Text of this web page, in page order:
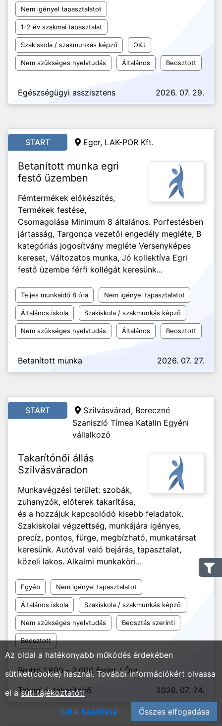
Nem igényel tapasztalatot
1-2 év szakmai tapasztalat
Szakiskola / szakmunkás képző OKJ
Nem szükséges nyelvtudás Általános Beosztott
Egészségügyi asszisztens 2026. 07. 29.
START Eger, LAK-POR Kft.
Betanított munka egri
festő üzemben
Fémtermékek előkészítés,
Termékek festése,
Csomagolása Minimum 8 általános. Porfestésben
jártasság, Targonca vezetői engedély megléte, B
kategóriás jogosítvány megléte Versenyképes
kereset, Változatos munka, Jó kollektíva Egri
festő üzembe férfi kollégát keresünk...
Teljes munkaidő 8 óra Nem igényel tapasztalatot
Általános iskola Szakiskola / szakmunkás képző
Nem szükséges nyelvtudás Általános Beosztott
Betanított munka 2026. 07. 27.
START
Szilvásvárad, Bereczné
Szaniszló Tímea Katalin Egyéni
vállalkozó
Takarítónői állás
Szilvásváradon
Munkavégzési terület: szobák,
zuhanyzók, előterek takarítása,
és a hozzájuk kapcsolódó kisebb feladatok.
Szakiskolai végzettség, munkájára igényes,
precíz, pontos, fürge, megbízható, munkatársat
keresünk. Autóval való bejárás, tapasztalat,
közeli lakos. Alkalmi munkaköri...
Egyéb Nem igényel tapasztalatot
Általános iskola Szakiskola / szakmunkás képző
Nem szükséges nyelvtudás Beosztás szerinti
Beosztott
Bruttó 1.800 - 2.000 forint / Óra
Takarító, takarítónő
2026. 07. 24.
Az oldal a hatékonyabb működés érdekében
sütiket(cookie) használ. További információkért olvassa
el asüti tájékoztatót!
Sütik beállítása
Összes elfogadása